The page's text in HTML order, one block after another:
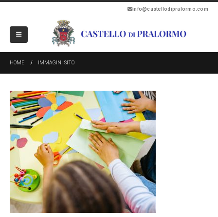
info@castellodipralormo.com
HOME IMMAGINI SITO